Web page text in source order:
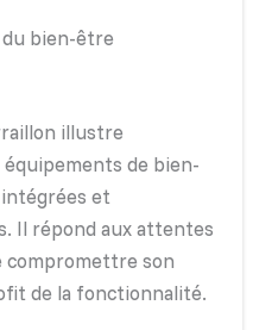
bien-être
illustre
de bien-
et
Il répond aux attentes
compromettre son
de la fonctionnalité.